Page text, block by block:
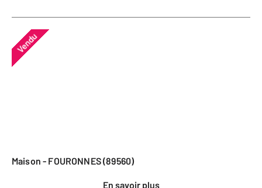
Vendu
Maison - FOURONNES (89560)
En savoir plus